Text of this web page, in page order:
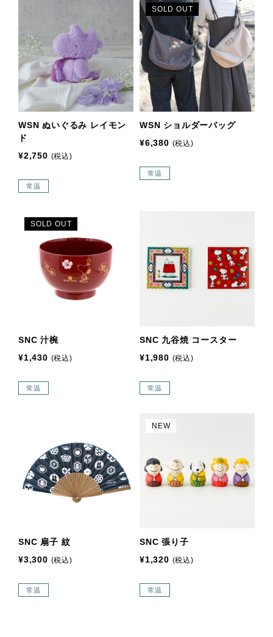
WSN ぬいぐるみ レイモン
ド
¥2,750 (税込)
常温
SOLD OUT
WSN ショルダーバッグ
¥6,380 (税込)
常温
SOLD OUT
SNC 汁椀
¥1,430 (税込)
常温
SNC 九谷焼 コースター
¥1,980 (税込)
常温
SNC 扇子 紋
¥3,300 (税込)
常温
NEW
SNC 張り子
¥1,320 (税込)
常温